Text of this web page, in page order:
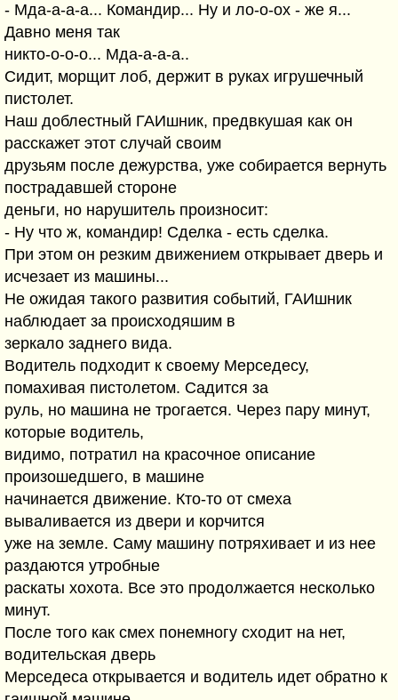
- Мда-а-а-а... Командир... Ну и ло-о-ох - же я...
Давно меня так
никто-о-о-о... Мда-а-а-а..
Сидит, морщит лоб, держит в руках игрушечный
пистолет.
Наш доблестный ГАИшник, предвкушая как он
расскажет этот случай своим
друзьям после дежурства, уже собирается вернуть
пострадавшей стороне
деньги, но нарушитель произносит:
- Ну что ж, командир! Сделка - есть сделка.
При этом он резким движением открывает дверь и
исчезает из машины...
Не ожидая такого развития событий, ГАИшник
наблюдает за происходяшим в
зеркало заднего вида.
Водитель подходит к своему Мерседесу,
помахивая пистолетом. Садится за
руль, но машина не трогается. Через пару минут,
которые водитель,
видимо, потратил на красочное описание
произошедшего, в машине
начинается движение. Кто-то от смеха
вываливается из двери и корчится
уже на земле. Саму машину потряхивает и из нее
раздаются утробные
раскаты хохота. Все это продолжается несколько
минут.
После того как смех понемногу сходит на нет,
водительская дверь
Мерседеса открывается и водитель идет обратно к